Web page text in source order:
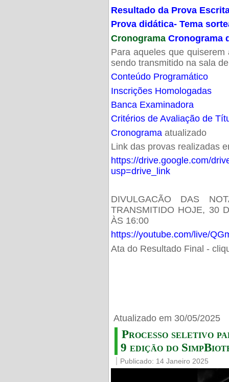
Resultado da Prova
Prova didática- Tema
Cronograma Cronograma
Para aqueles que
sendo transmitido na sala
Conteúdo Programático
Inscrições Homologadas
Banca Examinadora
Critérios de Avaliação de
Cronogramaatualizado
Link das provas realizadas
https://drive.google.com/
usp=drive_link
DIVULGACÃO DAS
TRANSMITIDO HOJE, 30
ÀS 16:00
https://youtube.com/live/
Ata do Resultado Final -
Atualizado em 30/05/2025
Processo seletivo
9 edição do
Publicado: 14 Janeiro 2025